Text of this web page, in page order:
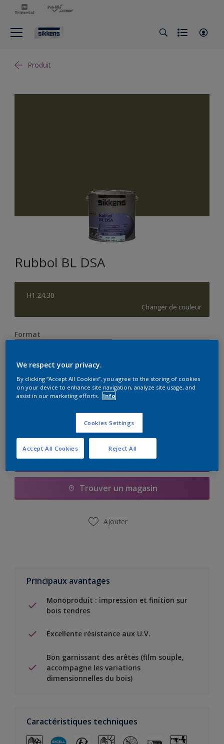
Produit
Rubbol BL DSA
H1.24.30
Changer de couleur
Format
Quantité Calculateur de peinture
Ajouter à la liste d’achats
Trouver un magasin
Ajouter
Principaux avantages
Monoproduit : impression et finition sur
bois tendres
Excellente résistance aux U.V.
Bon garnissant des arêtes (film souple,
accompagne les variations
dimensionnelles du bois)
Caractéristiques techniques
We respect your privacy.
By clicking “Accept All Cookies”, you agree to the storing of cookies
on your device to enhance site navigation, analyze site usage, and
assist in our marketing efforts.
Info
Cookies Settings
Reject All
Accept All Cookies